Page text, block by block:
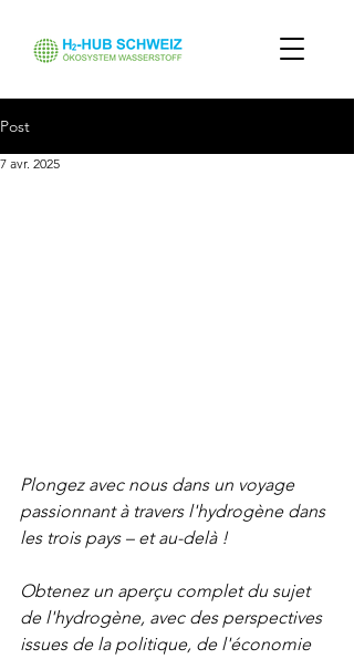
Post
7 avr. 2025
Plongez avec nous dans un voyage
passionnant à travers l'hydrogène dans
les trois pays – et au-delà !
Obtenez un aperçu complet du sujet
de l'hydrogène, avec des perspectives
issues de la politique, de l'économie